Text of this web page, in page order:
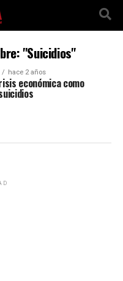
"Suicidios"
hace 2 años
económica como